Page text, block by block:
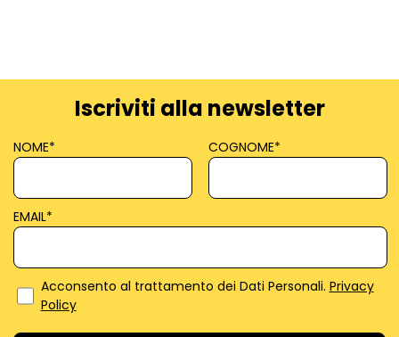
Iscriviti alla newsletter
NOME* COGNOME*
EMAIL*
Acconsento al trattamento dei Dati Personali. Privacy
Policy